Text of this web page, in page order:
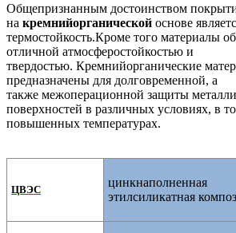
Общепризнанным достоинством
на кремнийорганической основе
термостойкость.Кроме того материалы
отличной атмосферостойкостью и
твердостью. Кремнийорганические
предназначены для долговременной, а
также межоперационной защиты
поверхностей в различных условиях, в
повышенных температурах.
ЦВЭС
цинкнаполненная
этилсиликатная